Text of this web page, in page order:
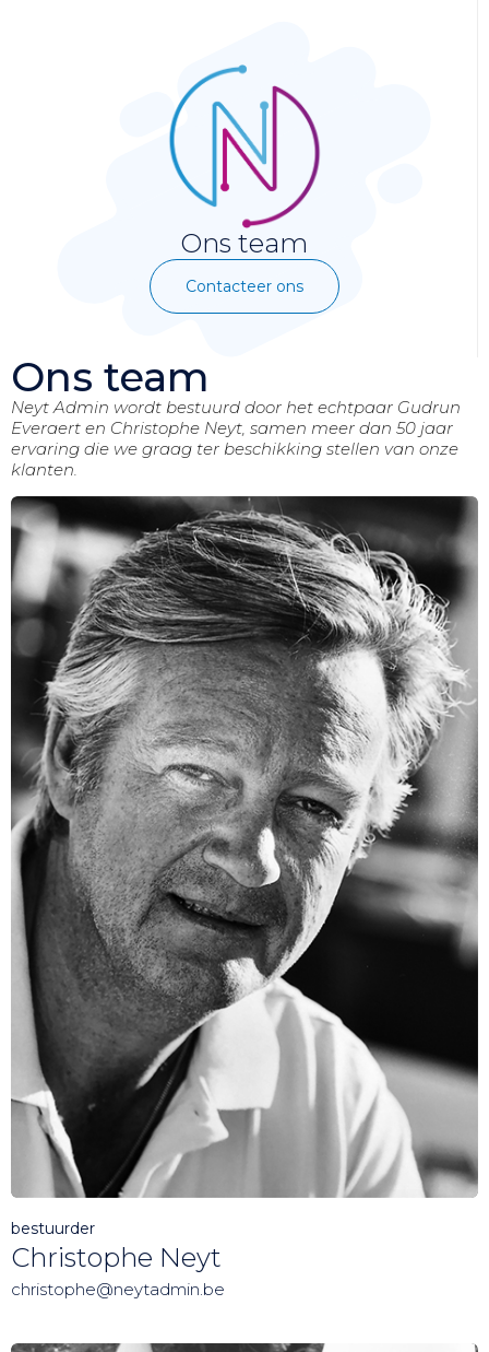
Ons team
Contacteer ons
Ons team
Neyt Admin wordt bestuurd door het echtpaar Gudrun
Everaert en Christophe Neyt, samen meer dan 50 jaar
ervaring die we graag ter beschikking stellen van onze
klanten.
bestuurder
Christophe Neyt
christophe@neytadmin.be